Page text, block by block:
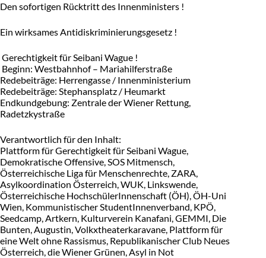
Den sofortigen Rücktritt des Innenministers !
Ein wirksames Antidiskriminierungsgesetz !
Gerechtigkeit für Seibani Wague !
Beginn: Westbahnhof – Mariahilferstraße
Redebeiträge: Herrengasse / Innenministerium
Redebeiträge: Stephansplatz / Heumarkt
Endkundgebung: Zentrale der Wiener Rettung,
Radetzkystraße
Verantwortlich für den Inhalt:
Plattform für Gerechtigkeit für Seibani Wague,
Demokratische Offensive, SOS Mitmensch,
Österreichische Liga für Menschenrechte, ZARA,
Asylkoordination Österreich, WUK, Linkswende,
Österreichische HochschülerInnenschaft (ÖH), ÖH-Uni
Wien, Kommunistischer StudentInnenverband, KPÖ,
Seedcamp, Artkern, Kulturverein Kanafani, GEMMI, Die
Bunten, Augustin, Volkxtheaterkaravane, Plattform für
eine Welt ohne Rassismus, Republikanischer Club Neues
Österreich, die Wiener Grünen, Asyl in Not